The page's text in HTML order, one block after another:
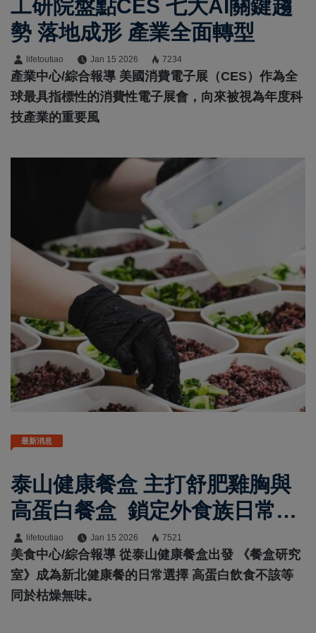
工研院盤點CES 七大AI關鍵趨
勢 落地成形 產業全面轉型
lifetoutiao Jan 15 2026 7234
產業中心/綜合報導 美國消費電子展（CES）作為全
球最具指標性的消費性電子展會，向來被視為年度科
技產業的重要風
最新消息
泰山健康餐盒 主打舒肥雞胸與
高蛋白餐盒 鎖定外食族日常需
求lifetoutiao Jan 15 2026 7521
美食中心/綜合報導 從泰山健康餐盒出發 《餐盒研究
室》成為新北健康餐的日常選擇 高蛋白飲食不該等
同於枯燥無味。